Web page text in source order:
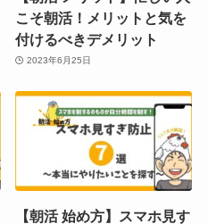
こそ朝活！メリットと気を
付けるべきデメリット
2023年6月25日
【朝活 始め方】スマホ見す